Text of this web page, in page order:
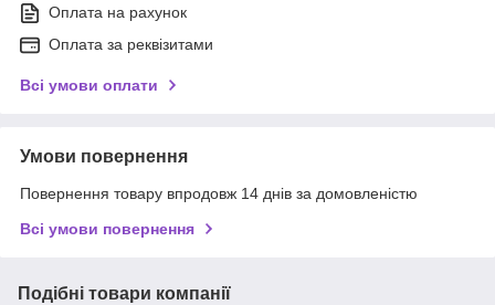
Оплата на рахунок
Оплата за реквізитами
Всі умови оплати
Умови повернення
Повернення товару впродовж 14 днів за домовленістю
Всі умови повернення
Подібні товари компанії